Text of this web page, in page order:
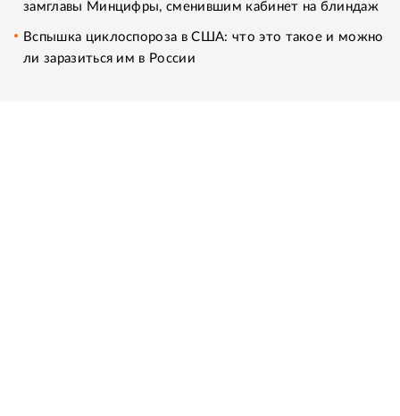
замглавы Минцифры, сменившим кабинет на блиндаж
Вспышка циклоспороза в США: что это такое и можно
ли заразиться им в России